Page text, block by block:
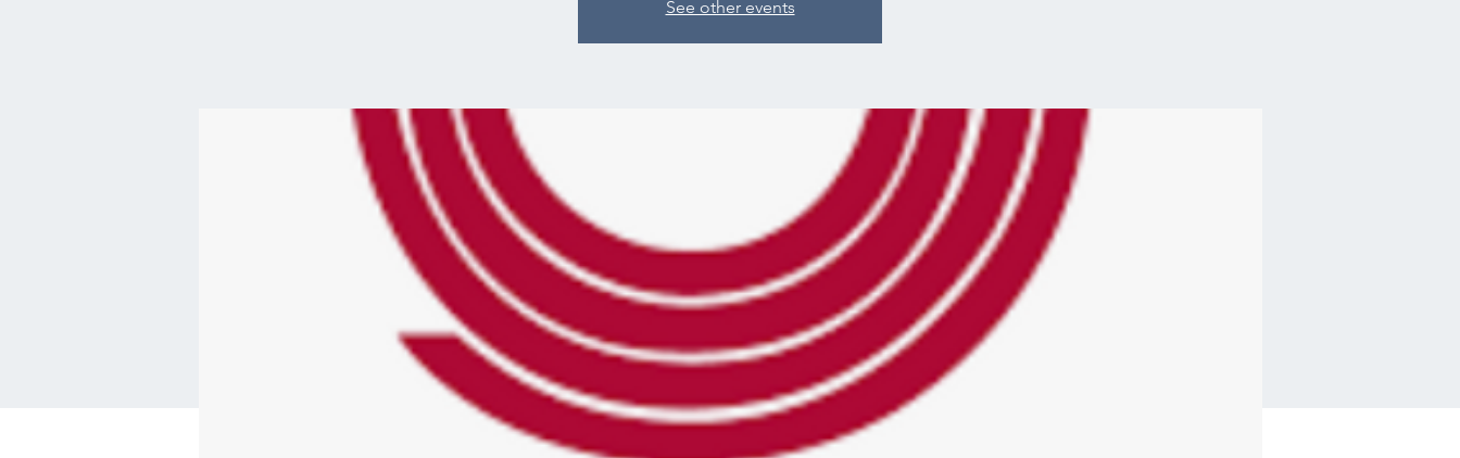
See other events